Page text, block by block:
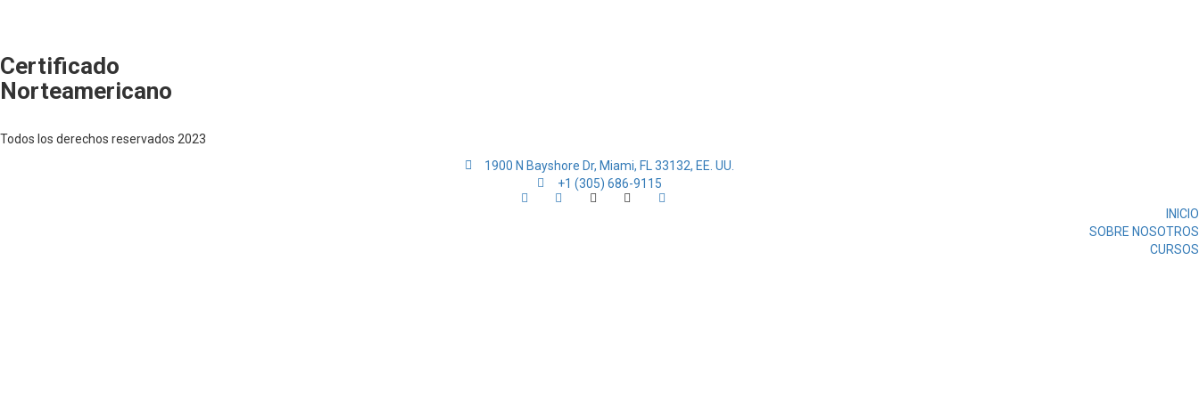
Certificado
Norteamericano
Todos los derechos reservados 2023
1900 N Bayshore Dr, Miami, FL 33132, EE. UU.
+1 (305) 686-9115
INICIO
SOBRE NOSOTROS
CURSOS